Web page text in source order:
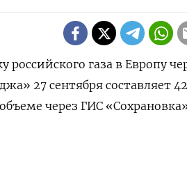
газа в Европу
27 сентября составляет
через ГИС